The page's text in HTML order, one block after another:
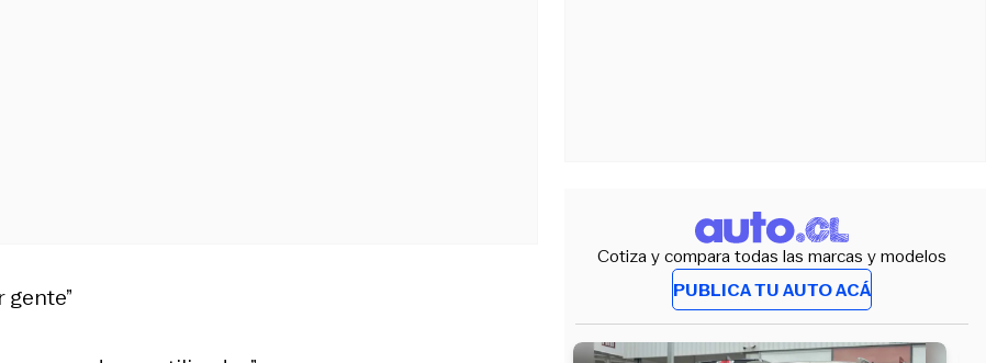
Cotiza y compara todas las marcas y modelos
PUBLICA TU AUTO ACÁ